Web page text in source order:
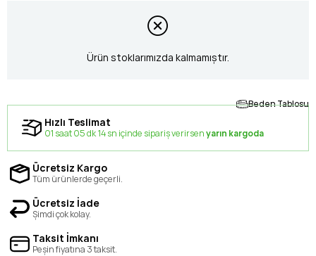
Ürün stoklarımızda kalmamıştır.
Beden Tablosu
Hızlı Teslimat
01 saat 05 dk 13 sn içinde sipariş verirsenyarın kargoda
Ücretsiz Kargo
Tüm ürünlerde geçerli.
Ücretsiz İade
Şimdi çok kolay.
Taksit İmkanı
Peşin fiyatına 3 taksit.